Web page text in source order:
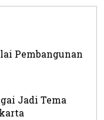
Pembangunan
Jadi Tema